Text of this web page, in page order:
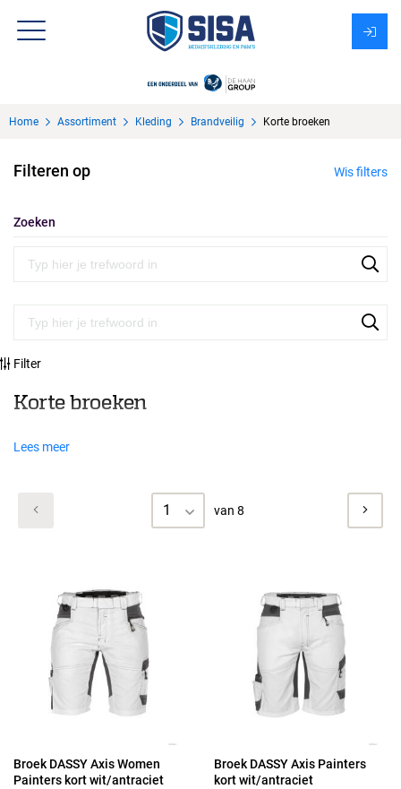
Over Sisa
KMS
Uitzendbureau?
Home Assortiment Kleding Brandveilig Korte broeken
Filteren op Wis filters
Zoeken
Filter
Korte broeken
Lees meer
1 van 8
Broek DASSY Axis Women
Painters kort wit/antraciet
Broek DASSY Axis Painters
kort wit/antraciet